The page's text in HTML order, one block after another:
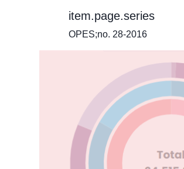
item.page.series
OPES;no. 28-2016